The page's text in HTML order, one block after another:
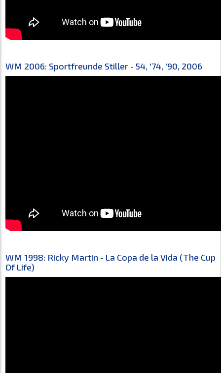
WM 2006: Sportfreunde Stiller - 54, '74, '90, 2006
WM 1998: Ricky Martin - La Copa de la Vida (The Cup
Of Life)